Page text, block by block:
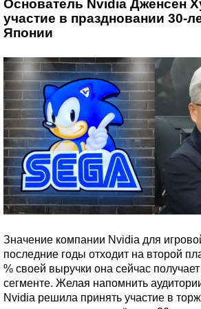
Основатель Nvidia Дженсен
участие в праздновании 30-
Японии
Значение компании Nvidia для
последние годы отходит на второй
% своей выручки она сейчас
сегменте. Желая напомнить
Nvidia решила принять участие в